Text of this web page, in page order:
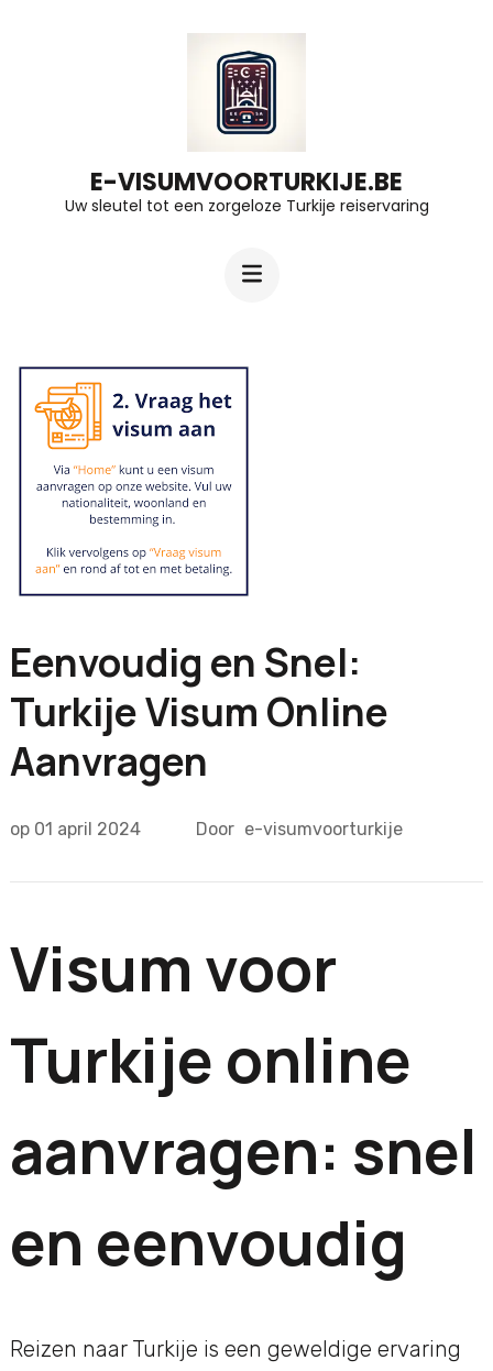
E-VISUMVOORTURKIJE.BE
Uw sleutel tot een zorgeloze Turkije reiservaring
Eenvoudig en Snel:
Turkije Visum Online
Aanvragen
op 01 april 2024 Door e-visumvoorturkije
Visum voor
Turkije online
aanvragen: snel
en eenvoudig
Reizen naar Turkije is een geweldige ervaring